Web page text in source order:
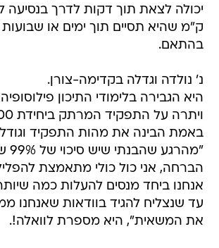
ק"מ שהיא תסיים תוך ימים או
בהתאם.
נ' נולדה וגדלה בקדימה-צורן.
היא הגבירה בלימודי התיכון
באמת הבינה את מהות התפקיד
הברחה, אני כול כולי מתאמצת
אנחנו ביחד מנסים להעלות כמה
עד שנצליח להגיד בוודאות שאנחנו
את המשאית", היא מספרת לוואלה!.